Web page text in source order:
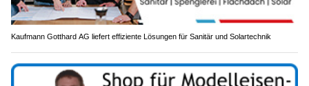
Kaufmann Gotthard AG liefert effiziente Lösungen für Sanitär und Solartechnik